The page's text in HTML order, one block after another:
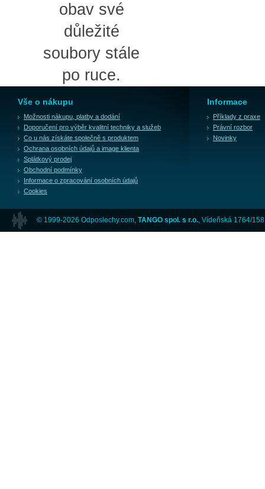
obav své
důležité
soubory stále
po ruce.
Vše o nákupu
Možnosti nákupu, platby a dodání
Doporučení pro výběr kvalitní techniky a služeb
Co u nás získáte společně s produktem
Ochrana osobních údajů a image klienta
Splátkový prodej
Obchodní podmínky
Informace o zpracování osobních údajů
Cookies
Informace
Příklady z praxe
Právní rozbor
Novinky
© 1999-2026 Odposlechy.com, TANGO spol. s r.o. , Vídeňská 1764/